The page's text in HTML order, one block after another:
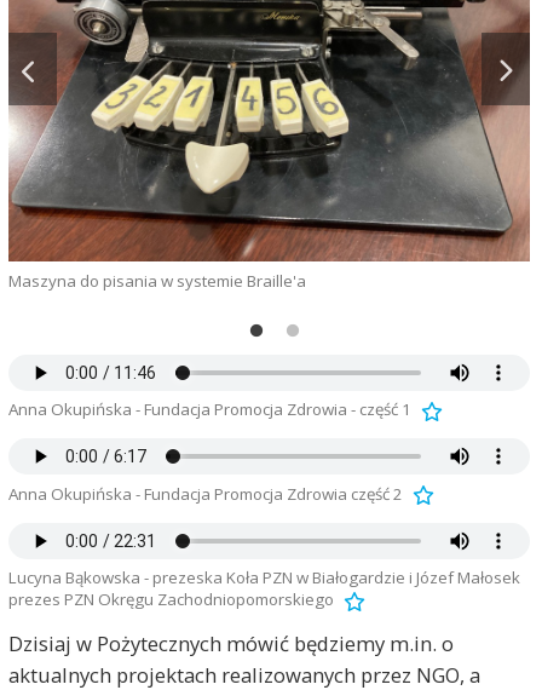
Maszyna do pisania w systemie Braille'a
Anna Okupińska - Fundacja Promocja Zdrowia - część 1
Anna Okupińska - Fundacja Promocja Zdrowia część 2
Lucyna Bąkowska - prezeska Koła PZN w Białogardzie i Józef Małosek
prezes PZN Okręgu Zachodniopomorskiego
Dzisiaj w Pożytecznych mówić będziemy m.in. o
aktualnych projektach realizowanych przez NGO, a